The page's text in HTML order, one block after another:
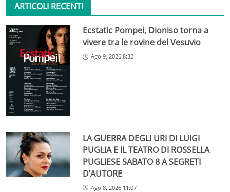
ARTICOLI RECENTI
Ecstatic Pompei, Dioniso torna a
vivere tra le rovine del Vesuvio
Ago 9, 2026 8:32
LA GUERRA DEGLI URI DI LUIGI
PUGLIA E IL TEATRO DI ROSSELLA
PUGLIESE SABATO 8 A SEGRETI
D’AUTORE
Ago 8, 2026 11:07